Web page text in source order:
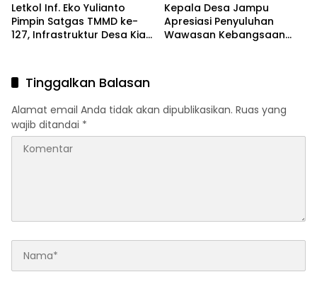
Letkol Inf. Eko Yulianto
Pimpin Satgas TMMD ke-
127, Infrastruktur Desa Kian
Masyarakat Desa
Kepala Desa Jampu
Apresiasi Penyuluhan
Wawasan Kebangsaan
Tinggalkan Balasan
Alamat email Anda tidak akan dipublikasikan. Ruas yang
wajib ditandai *